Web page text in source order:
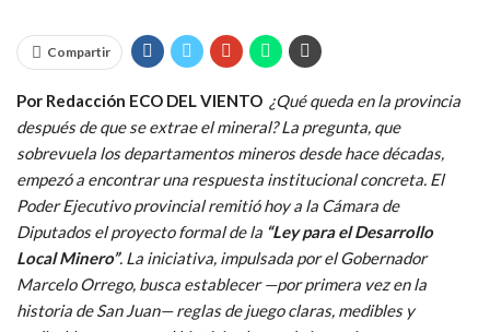
Compartir
Por Redacción ECO DEL VIENTO ¿Qué queda en la provincia
después de que se extrae el mineral? La pregunta, que
sobrevuela los departamentos mineros desde hace décadas,
empezó a encontrar una respuesta institucional concreta. El
Poder Ejecutivo provincial remitió hoy a la Cámara de
Diputados el proyecto formal de la “Ley para el Desarrollo
Local Minero”. La iniciativa, impulsada por el Gobernador
Marcelo Orrego, busca establecer —por primera vez en la
historia de San Juan— reglas de juego claras, medibles y